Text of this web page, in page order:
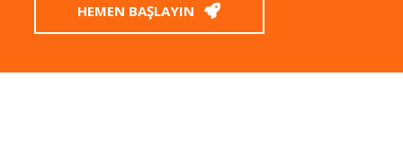
HEMEN BAŞLAYIN